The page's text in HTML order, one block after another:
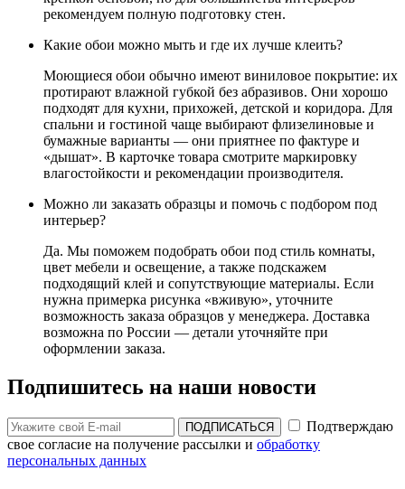
рекомендуем полную подготовку стен.
Какие обои можно мыть и где их лучше клеить?
Моющиеся обои обычно имеют виниловое покрытие: их
протирают влажной губкой без абразивов. Они хорошо
подходят для кухни, прихожей, детской и коридора. Для
спальни и гостиной чаще выбирают флизелиновые и
бумажные варианты — они приятнее по фактуре и
«дышат». В карточке товара смотрите маркировку
влагостойкости и рекомендации производителя.
Можно ли заказать образцы и помочь с подбором под
интерьер?
Да. Мы поможем подобрать обои под стиль комнаты,
цвет мебели и освещение, а также подскажем
подходящий клей и сопутствующие материалы. Если
нужна примерка рисунка «вживую», уточните
возможность заказа образцов у менеджера. Доставка
возможна по России — детали уточняйте при
оформлении заказа.
Подпишитесь на наши новости
ПОДПИСАТЬСЯ
Подтверждаю
свое согласие на получение рассылки и обработку
персональных данных